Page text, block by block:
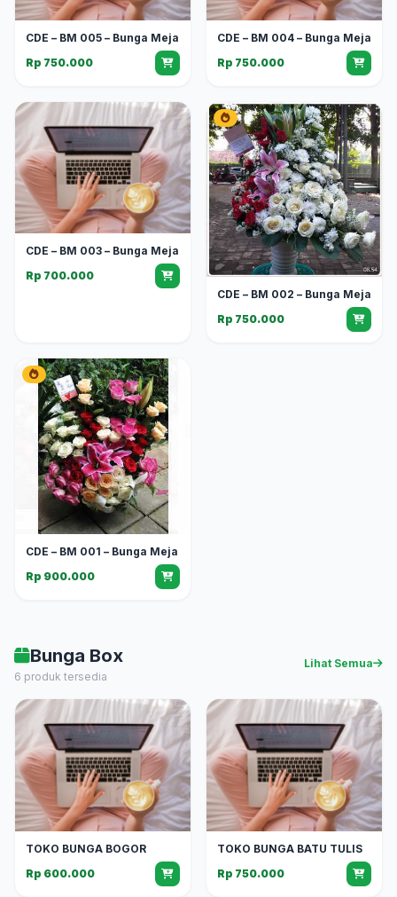
CDE – BM 005 – Bunga Meja
Rp 750.000
CDE – BM 004 – Bunga Meja
Rp 750.000
CDE – BM 003 – Bunga Meja
Rp 700.000
CDE – BM 002 – Bunga Meja
Rp 750.000
CDE – BM 001 – Bunga Meja
Rp 900.000
Bunga Box
6 produk tersedia
Lihat Semua
TOKO BUNGA BOGOR
Rp 600.000
TOKO BUNGA BATU TULIS
Rp 750.000